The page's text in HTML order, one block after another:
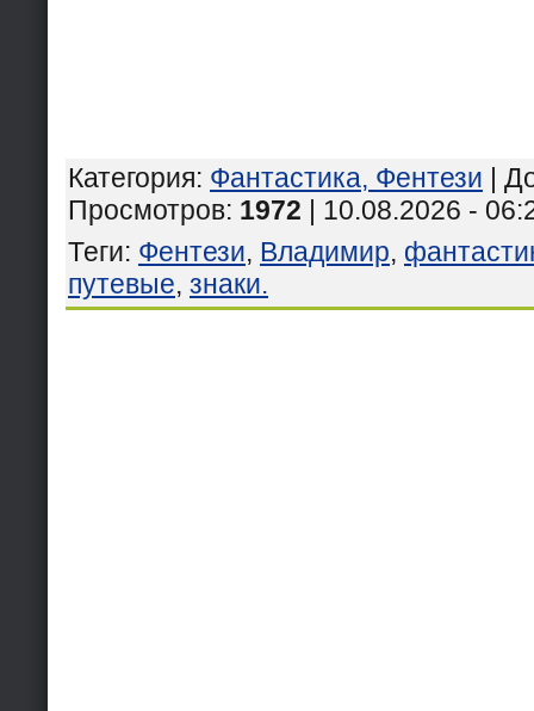
Категория: Фантастика, Фентези |
Просмотров: 1972 | 10.08.2026 -
Теги: Фентези, Владимир,
путевые, знаки.